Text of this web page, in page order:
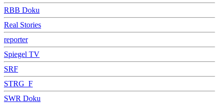
RBB Doku
Real Stories
reporter
Spiegel TV
SRF
STRG_F
SWR Doku